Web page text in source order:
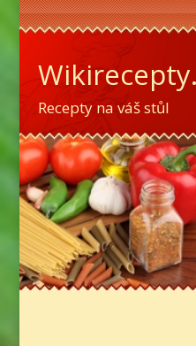
Recepty na váš stůl